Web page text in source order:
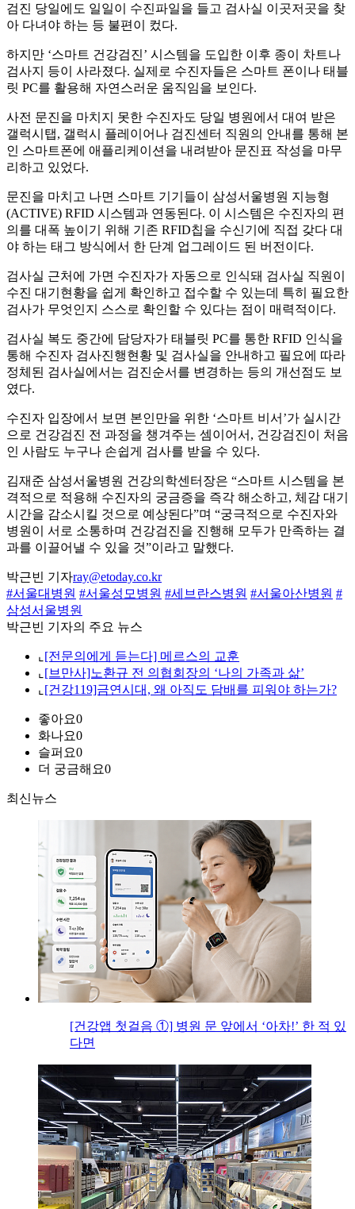
검진 당일에도 일일이 수진파일을 들고 검사실 이곳저곳을 찾
아 다녀야 하는 등 불편이 컸다.
하지만 ‘스마트 건강검진’ 시스템을 도입한 이후 종이 차트나
검사지 등이 사라졌다. 실제로 수진자들은 스마트 폰이나 태블
릿 PC를 활용해 자연스러운 움직임을 보인다.
사전 문진을 마치지 못한 수진자도 당일 병원에서 대여 받은
갤럭시탭, 갤럭시 플레이어나 검진센터 직원의 안내를 통해 본
인 스마트폰에 애플리케이션을 내려받아 문진표 작성을 마무
리하고 있었다.
문진을 마치고 나면 스마트 기기들이 삼성서울병원 지능형
(ACTIVE) RFID 시스템과 연동된다. 이 시스템은 수진자의 편
의를 대폭 높이기 위해 기존 RFID칩을 수신기에 직접 갖다 대
야 하는 태그 방식에서 한 단계 업그레이드 된 버전이다.
검사실 근처에 가면 수진자가 자동으로 인식돼 검사실 직원이
수진 대기현황을 쉽게 확인하고 접수할 수 있는데 특히 필요한
검사가 무엇인지 스스로 확인할 수 있다는 점이 매력적이다.
검사실 복도 중간에 담당자가 태블릿 PC를 통한 RFID 인식을
통해 수진자 검사진행현황 및 검사실을 안내하고 필요에 따라
정체된 검사실에서는 검진순서를 변경하는 등의 개선점도 보
였다.
수진자 입장에서 보면 본인만을 위한 ‘스마트 비서’가 실시간
으로 건강검진 전 과정을 챙겨주는 셈이어서, 건강검진이 처음
인 사람도 누구나 손쉽게 검사를 받을 수 있다.
김재준 삼성서울병원 건강의학센터장은 “스마트 시스템을 본
격적으로 적용해 수진자의 궁금증을 즉각 해소하고, 체감 대기
시간을 감소시킬 것으로 예상된다”며 “궁극적으로 수진자와
병원이 서로 소통하며 건강검진을 진행해 모두가 만족하는 결
과를 이끌어낼 수 있을 것”이라고 말했다.
박근빈 기자ray@etoday.co.kr
#서울대병원 #서울성모병원 #세브란스병원 #서울아산병원 #
삼성서울병원
박근빈 기자의 주요 뉴스
⌞ [전문의에게 듣는다] 메르스의 교훈
⌞ [브만사]노환규 전 의협회장의 ‘나의 가족과 삶’
⌞ [건강119]금연시대, 왜 아직도 담배를 피워야 하는가?
좋아요0
화나요0
슬퍼요0
더 궁금해요0
최신뉴스
[건강앱 첫걸음 ①] 병원 문 앞에서 ‘아차!’ 한 적 있
다면